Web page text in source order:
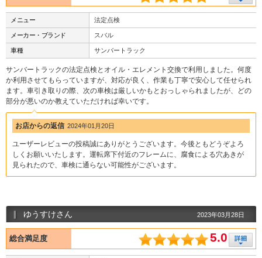
メニュー 法定点検
メーカー・ブランド スバル
車種 サンバートラック
サンバートラックの法定点検とオイル・エレメント交換で利用しました。何度
か利用させてもらっていますが、対応が良く、作業も丁寧で安心して任せられ
ます。車引き取りの際、次の車検は厳しいかもとおっしゃられましたが、どの
部分が悪いのか教えていただければ幸いです。
お店からの返信 2024年01月20日
ユーザーレビューの投稿誠にありがとうございます。今後ともどうぞよろ
しくお願いいたします。運転席下付近のフレームに、腐食による穴あきが
見られたので、車検に通らない可能性がございます。
ゆうすけさん 2023年03月28日
総合満足度 5.0